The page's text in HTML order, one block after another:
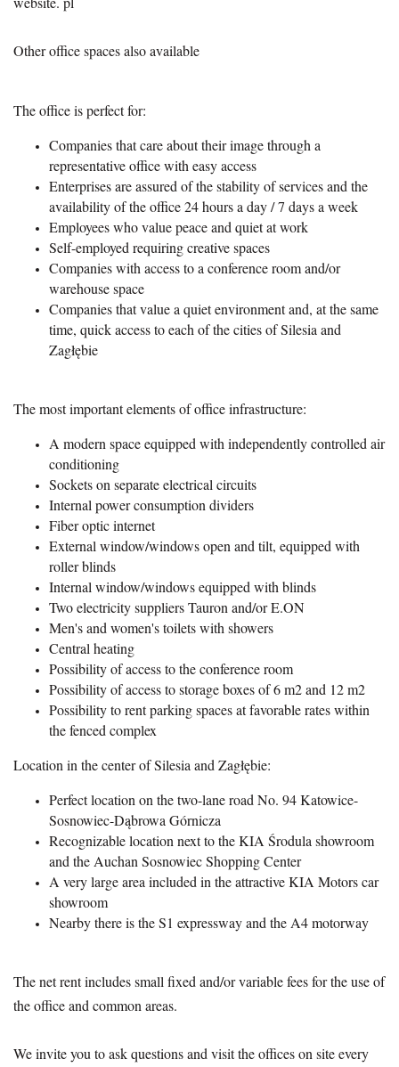
Other office spaces also available
The office is perfect for:
Companies that care about their image through a
representative office with easy access
Enterprises are assured of the stability of services and the
availability of the office 24 hours a day / 7 days a week
Employees who value peace and quiet at work
Self-employed requiring creative spaces
Companies with access to a conference room and/or
warehouse space
Companies that value a quiet environment and, at the same
time, quick access to each of the cities of Silesia and
Zagłębie
The most important elements of office infrastructure:
A modern space equipped with independently controlled air
conditioning
Sockets on separate electrical circuits
Internal power consumption dividers
Fiber optic internet
External window/windows open and tilt, equipped with
roller blinds
Internal window/windows equipped with blinds
Two electricity suppliers Tauron and/or E.ON
Men's and women's toilets with showers
Central heating
Possibility of access to the conference room
Possibility of access to storage boxes of 6 m2 and 12 m2
Possibility to rent parking spaces at favorable rates within
the fenced complex
Location in the center of Silesia and Zagłębie:
Perfect location on the two-lane road No. 94 Katowice-
Sosnowiec-Dąbrowa Górnicza
Recognizable location next to the KIA Środula showroom
and the Auchan Sosnowiec Shopping Center
A very large area included in the attractive KIA Motors car
showroom
Nearby there is the S1 expressway and the A4 motorway
The net rent includes small fixed and/or variable fees for the use of
the office and common areas.
We invite you to ask questions and visit the offices on site every